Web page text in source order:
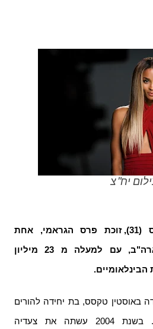
יח"צ
סיארה פרינסס האריס (31), זוכת פרס הגראמי, אחת
היוצרות המצליחות בארה"ב, עם למעלה מ 23 מיליון
באוסטין טקסס, בת יחידה להורים
המשרתים בצבא ארה"ב. בשנת 2004 עשתה את צעדיה